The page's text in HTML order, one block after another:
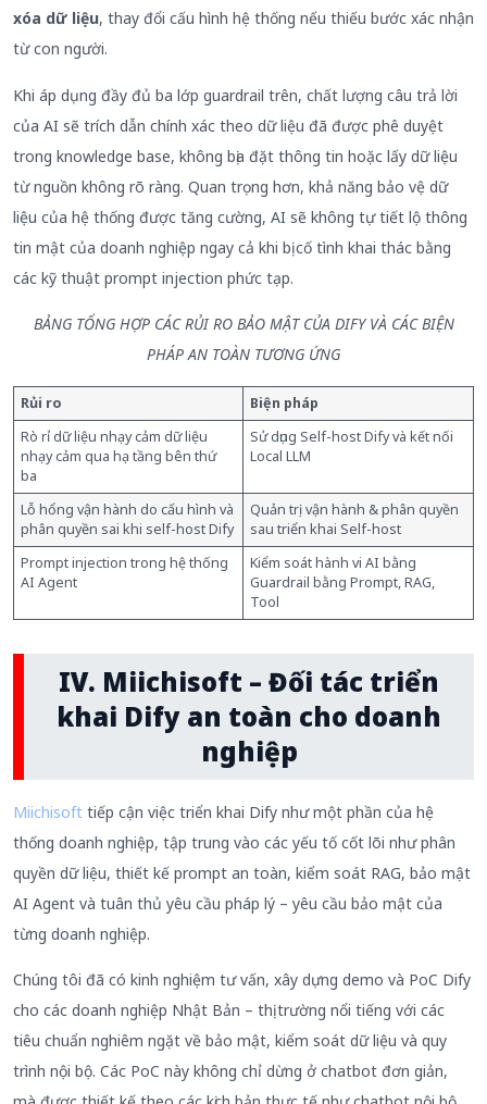
xóa dữ liệu, thay đổi cấu hình hệ thống nếu thiếu bước xác nhận
từ con người.
Khi áp dụng đầy đủ ba lớp guardrail trên, chất lượng câu trả lời
của AI sẽ trích dẫn chính xác theo dữ liệu đã được phê duyệt
trong knowledge base, không bịa đặt thông tin hoặc lấy dữ liệu
từ nguồn không rõ ràng. Quan trọng hơn, khả năng bảo vệ dữ
liệu của hệ thống được tăng cường, AI sẽ không tự tiết lộ thông
tin mật của doanh nghiệp ngay cả khi bị cố tình khai thác bằng
các kỹ thuật prompt injection phức tạp.
BẢNG TỔNG HỢP CÁC RỦI RO BẢO MẬT CỦA DIFY VÀ CÁC BIỆN
PHÁP AN TOÀN TƯƠNG ỨNG
Rủi ro
Biện pháp
Rò rỉ dữ liệu nhạy cảm dữ liệu
nhạy cảm qua hạ tầng bên thứ
ba
Sử dụng Self-host Dify và kết nối
Local LLM
Lỗ hổng vận hành do cấu hình và
phân quyền sai khi self-host Dify
Quản trị vận hành & phân quyền
sau triển khai Self-host
Prompt injection trong hệ thống
AI Agent
Kiểm soát hành vi AI bằng
Guardrail bằng Prompt, RAG,
Tool
IV. Miichisoft – Đối tác triển
khai Dify an toàn cho doanh
nghiệp
Miichisoft tiếp cận việc triển khai Dify như một phần của hệ
thống doanh nghiệp, tập trung vào các yếu tố cốt lõi như phân
quyền dữ liệu, thiết kế prompt an toàn, kiểm soát RAG, bảo mật
AI Agent và tuân thủ yêu cầu pháp lý – yêu cầu bảo mật của
từng doanh nghiệp.
Chúng tôi đã có kinh nghiệm tư vấn, xây dựng demo và PoC Dify
cho các doanh nghiệp Nhật Bản – thị trường nổi tiếng với các
tiêu chuẩn nghiêm ngặt về bảo mật, kiểm soát dữ liệu và quy
trình nội bộ. Các PoC này không chỉ dừng ở chatbot đơn giản,